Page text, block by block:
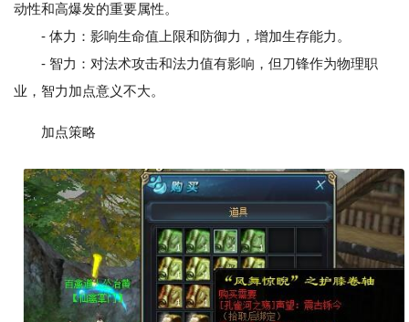
动性和高爆发的重要属性。
- 体力：影响生命值上限和防御力，增加生存能力。
- 智力：对法术攻击和法力值有影响，但刀锋作为物理职
业，智力加点意义不大。
加点策略